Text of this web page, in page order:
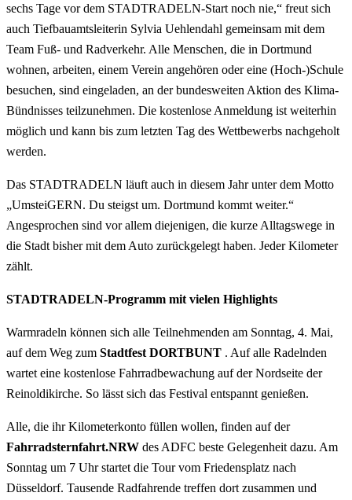
sechs Tage vor dem STADTRADELN-Start noch nie,“ freut sich
auch Tiefbauamtsleiterin Sylvia Uehlendahl gemeinsam mit dem
Team Fuß- und Radverkehr. Alle Menschen, die in Dortmund
wohnen, arbeiten, einem Verein angehören oder eine (Hoch-)Schule
besuchen, sind eingeladen, an der bundesweiten Aktion des Klima-
Bündnisses teilzunehmen. Die kostenlose Anmeldung ist weiterhin
möglich und kann bis zum letzten Tag des Wettbewerbs nachgeholt
werden.
Das STADTRADELN läuft auch in diesem Jahr unter dem Motto
„UmsteiGERN. Du steigst um. Dortmund kommt weiter.“
Angesprochen sind vor allem diejenigen, die kurze Alltagswege in
die Stadt bisher mit dem Auto zurückgelegt haben. Jeder Kilometer
zählt.
STADTRADELN-Programm mit vielen Highlights
Warmradeln können sich alle Teilnehmenden am Sonntag, 4. Mai,
auf dem Weg zum Stadtfest DORTBUNT . Auf alle Radelnden
wartet eine kostenlose Fahrradbewachung auf der Nordseite der
Reinoldikirche. So lässt sich das Festival entspannt genießen.
Alle, die ihr Kilometerkonto füllen wollen, finden auf der
Fahrradsternfahrt.NRW des ADFC beste Gelegenheit dazu. Am
Sonntag um 7 Uhr startet die Tour vom Friedensplatz nach
Düsseldorf. Tausende Radfahrende treffen dort zusammen und